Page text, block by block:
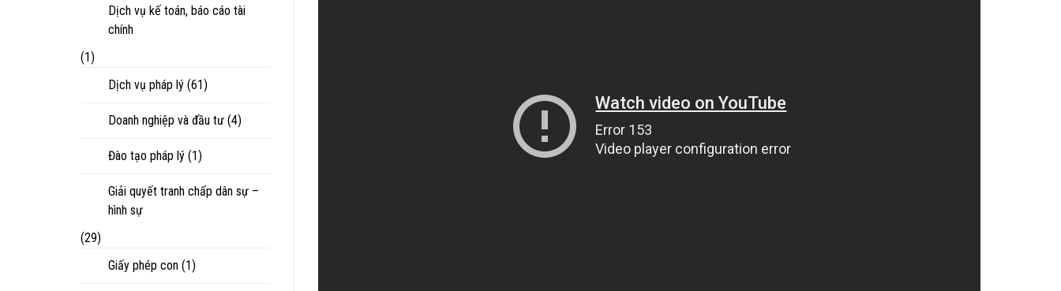
chấp
Dịch vụ kế toán, báo cáo tài
chính
(1)
Dịch vụ pháp lý (61)
Doanh nghiệp và đầu tư (4)
Đào tạo pháp lý (1)
Giải quyết tranh chấp dân sự –
hình sự
(29)
Giấy phép con (1)